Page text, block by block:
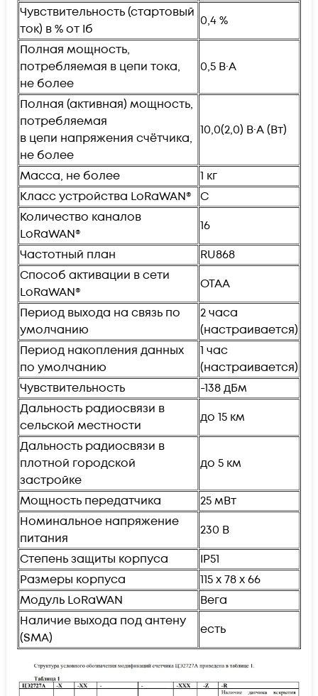
Чувствительность (стартовый
ток) в % от Iб
0,4 %
Полная мощность,
потребляемая в цепи тока,
не более
0,5 В·А
Пoлнaя (активная) мoщнocть,
потребляемая
в цепи напряжения счётчика,
не более
10,0(2,0) В·А (Вт)
Масса, не более
1 кг
Класс устройства LoRaWAN® С
Количество каналов
LoRaWAN®
16
Частотный план
RU868
Способ активации в сети
LoRaWAN®
OTAA
Период выхода на связь по
умолчанию
2 часа
(настраивается)
Период накопления данных
по умолчанию
1 час
(настраивается)
Чувствительность
-138 дБм
Дальность радиосвязи в
сельской местности
до 15 км
Дальность радиосвязи в
плотной городской
застройке
до 5 км
Мощность передатчика
25 мВт
Номинальное напряжение
питания
230 В
Степень защиты корпуса
IP51
Размеры корпуса
115 х 78 х 66
Модуль LoRaWAN
Вега
Наличие выхода под антену
(SMA)
есть